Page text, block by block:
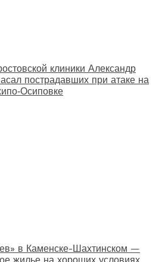
клиники Александр
пострадавших при атаке на
в Каменске-Шахтинском —